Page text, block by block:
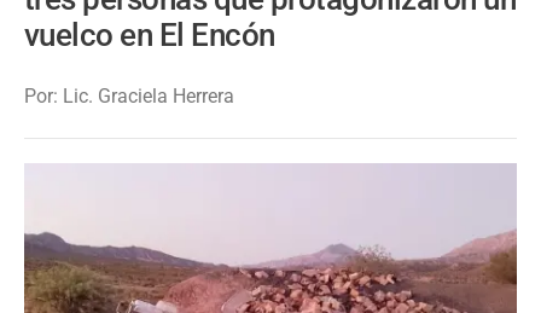
vuelco en El Encón
Por: Lic. Graciela Herrera